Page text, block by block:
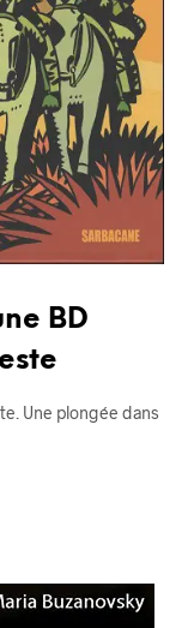
BD
Une plongée dans